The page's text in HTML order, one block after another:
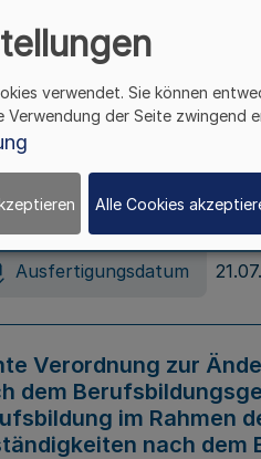
zur Vermeidung
Ausfertigungsdatum
zur Änderung des
Ausfertigungsdatum
Verordnung zur
dem
im Rahmen
nach
verwendet. Sie können
der Seite zwingend
Alle Cookies